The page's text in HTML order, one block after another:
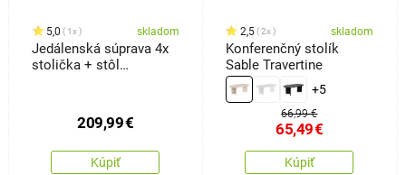
5,0 1x skladom
Jedálenská súprava 4x
stolička + stôl
209,99€
Kúpiť
2,5 2x skladom
Konferenčný stolík
Sable Travertine
+5
66,99 €
65,49€
Kúpiť